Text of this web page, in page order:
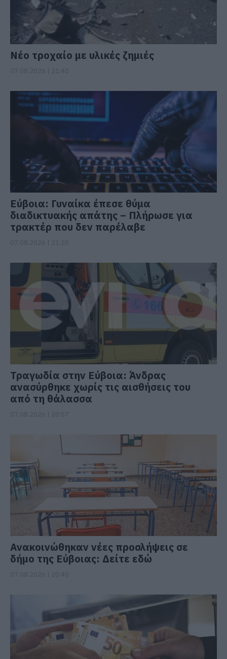
Νέο τροχαίο με υλικές ζημιές
Εύβοια: Γυναίκα έπεσε θύμα
διαδικτυακής απάτης – Πλήρωσε για
τρακτέρ που δεν παρέλαβε
Τραγωδία στην Εύβοια: Άνδρας
ανασύρθηκε χωρίς τις αισθήσεις του
από τη θάλασσα
Ανακοινώθηκαν νέες προσλήψεις σε
δήμο της Εύβοιας: Δείτε εδώ